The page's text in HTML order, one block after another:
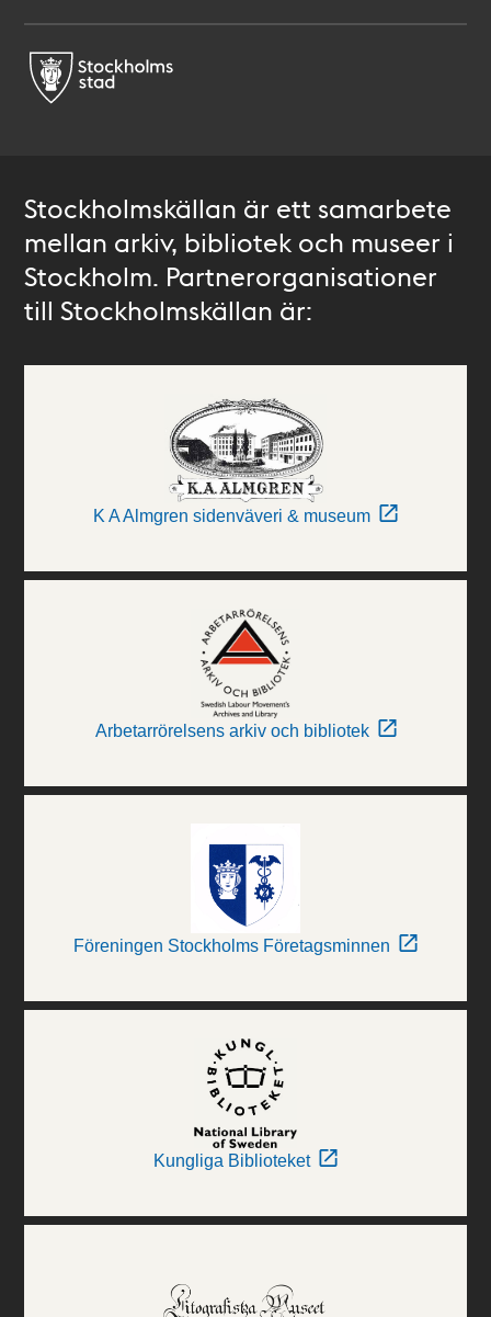
Stockholmskällan är ett samarbete
mellan arkiv, bibliotek och museer i
Stockholm. Partnerorganisationer
till Stockholmskällan är:
K A Almgren sidenväveri & museum
Arbetarrörelsens arkiv och bibliotek
Föreningen Stockholms Företagsminnen
Kungliga Biblioteket